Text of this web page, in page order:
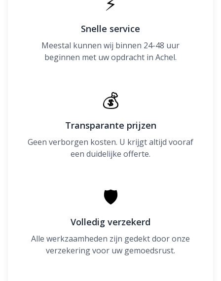
Snelle service
Meestal kunnen wij binnen 24-48 uur
beginnen met uw opdracht in Achel.
💰
Transparante prijzen
Geen verborgen kosten. U krijgt altijd vooraf
een duidelijke offerte.
🛡
Volledig verzekerd
Alle werkzaamheden zijn gedekt door onze
verzekering voor uw gemoedsrust.